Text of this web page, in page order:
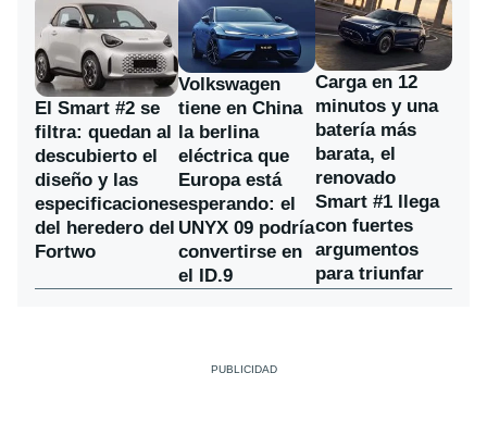
El Smart #2 se
filtra: quedan al
descubierto el
diseño y las
especificaciones
del heredero del
Fortwo
Volkswagen
tiene en China
la berlina
eléctrica que
Europa está
esperando: el
UNYX 09 podría
convertirse en
el ID.9
Carga en 12
minutos y una
batería más
barata, el
renovado
Smart #1 llega
con fuertes
argumentos
para triunfar